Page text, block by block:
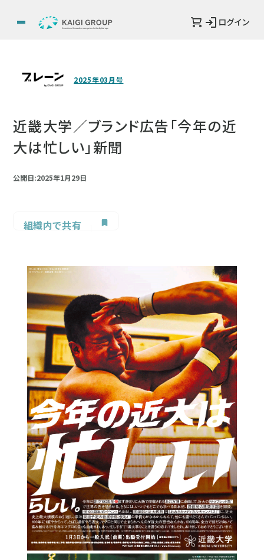
ログイン
2025年03月号
近畿大学／ブランド広告「今年の近
大は忙しい」新聞
公開日:2025年1月29日
組織内で共有